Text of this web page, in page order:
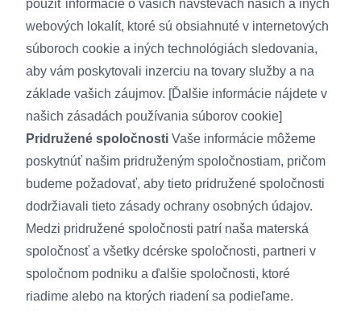
použiť informácie o vašich návštevách našich a iných
webových lokalít, ktoré sú obsiahnuté v internetových
súboroch cookie a iných technológiách sledovania,
aby vám poskytovali inzerciu na tovary služby a na
základe vašich záujmov. [Ďalšie informácie nájdete v
našich zásadách používania súborov cookie]
Pridružené spoločnosti Vaše informácie môžeme
poskytnúť našim pridruženým spoločnostiam, pričom
budeme požadovať, aby tieto pridružené spoločnosti
dodržiavali tieto zásady ochrany osobných údajov.
Medzi pridružené spoločnosti patrí naša materská
spoločnosť a všetky dcérske spoločnosti, partneri v
spoločnom podniku a ďalšie spoločnosti, ktoré
riadime alebo na ktorých riadení sa podieľame.